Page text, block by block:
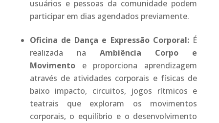
usuários e pessoas da comunidade podem
participar em dias agendados previamente.
Oficina de Dança e Expressão Corporal: É
realizada na Ambiência Corpo e
Movimentoe proporciona aprendizagem
através de atividades corporais e físicas de
baixo impacto, circuitos, jogos rítmicos e
teatrais que exploram os movimentos
corporais, o equilíbrio e o desenvolvimento